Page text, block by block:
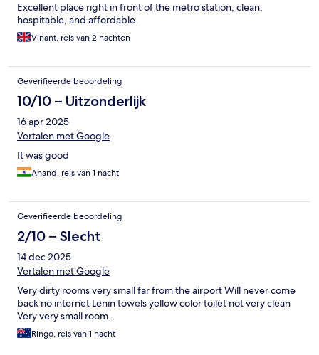
Excellent place right in front of the metro station, clean,
hospitable, and affordable.
Vinant, reis van 2 nachten
Geverifieerde beoordeling
10/10 – Uitzonderlijk
16 apr 2025
Vertalen met Google
It was good
Anand, reis van 1 nacht
Geverifieerde beoordeling
2/10 – Slecht
14 dec 2025
Vertalen met Google
Very dirty rooms very small far from the airport Will never come
back no internet Lenin towels yellow color toilet not very clean
Very very small room.
Ringo, reis van 1 nacht